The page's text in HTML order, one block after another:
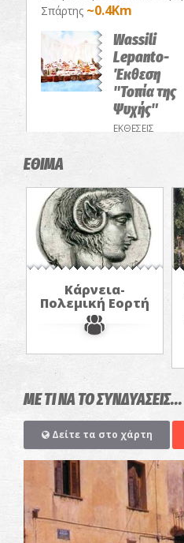
Σπάρτης ~0.4Km
Wassili
Lepanto-
Έκθεση
"Τοπία της
Ψυχής"
ΕΚΘΕΣΕΙΣ
ΕΘΙΜΑ
Κάρνεια-
Πολεμική Εορτή
ΜΕ ΤΙ ΝΑ ΤΟ ΣΥΝΔΥΑΣΕΙΣ...
Δείτε τα στο χάρτη